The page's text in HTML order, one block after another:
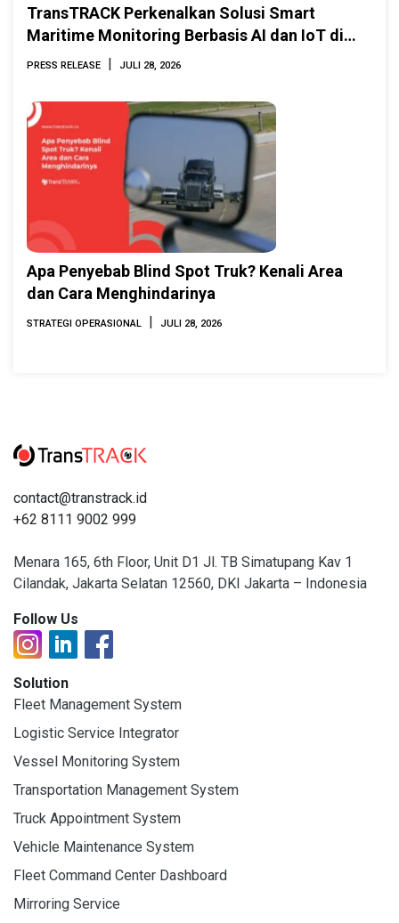
TransTRACK Perkenalkan Solusi Smart
Maritime Monitoring Berbasis AI dan IoT di
INAMARINE 2026
PRESS RELEASE | JULI 28, 2026
Apa Penyebab Blind Spot Truk? Kenali Area
dan Cara Menghindarinya
STRATEGI OPERASIONAL | JULI 28, 2026
contact@transtrack.id
+62 8111 9002 999
Menara 165, 6th Floor, Unit D1 Jl. TB Simatupang Kav 1
Cilandak, Jakarta Selatan 12560, DKI Jakarta – Indonesia
Follow Us
Solution
Fleet Management System
Logistic Service Integrator
Vessel Monitoring System
Transportation Management System
Truck Appointment System
Vehicle Maintenance System
Fleet Command Center Dashboard
Mirroring Service